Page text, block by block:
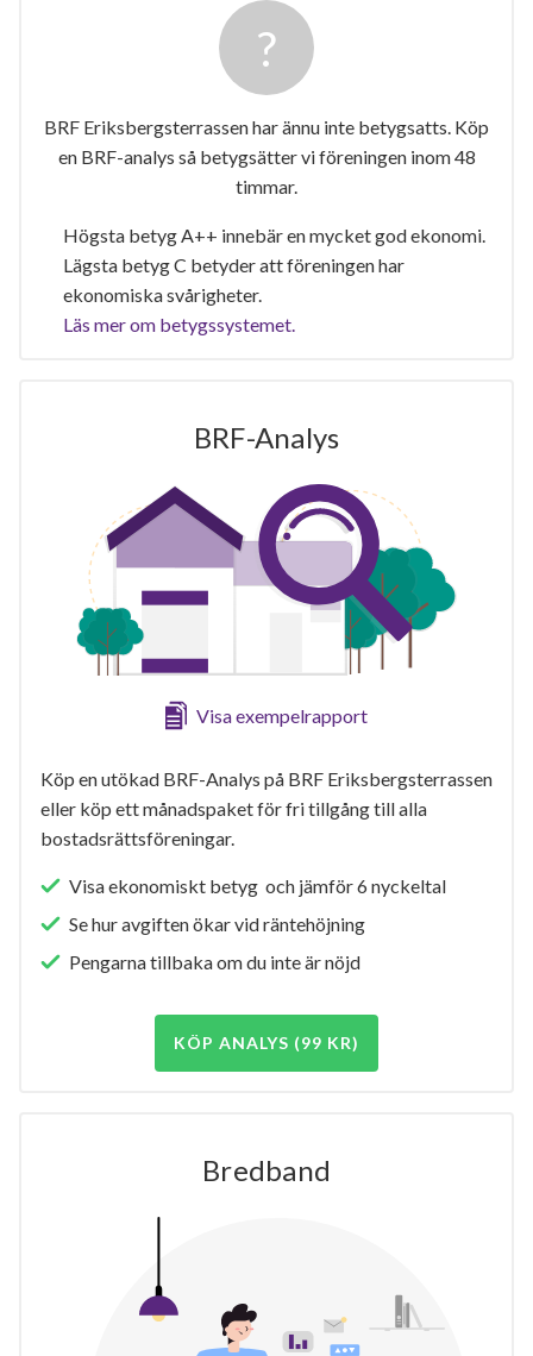
BRF Eriksbergsterrassen har ännu inte betygsatts. Köp
en BRF-analys så betygsätter vi föreningen inom 48
timmar.
Högsta betyg A++ innebär en mycket god ekonomi.
Lägsta betyg C betyder att föreningen har
ekonomiska svårigheter.
Läs mer om betygssystemet.
BRF-Analys
Visa exempelrapport
Köp en utökad BRF-Analys på BRF Eriksbergsterrassen
eller köp ett månadspaket för fri tillgång till alla
bostadsrättsföreningar.
Visa ekonomiskt betyg och jämför 6 nyckeltal
Se hur avgiften ökar vid räntehöjning
Pengarna tillbaka om du inte är nöjd
KÖP ANALYS (99 KR)
Bredband